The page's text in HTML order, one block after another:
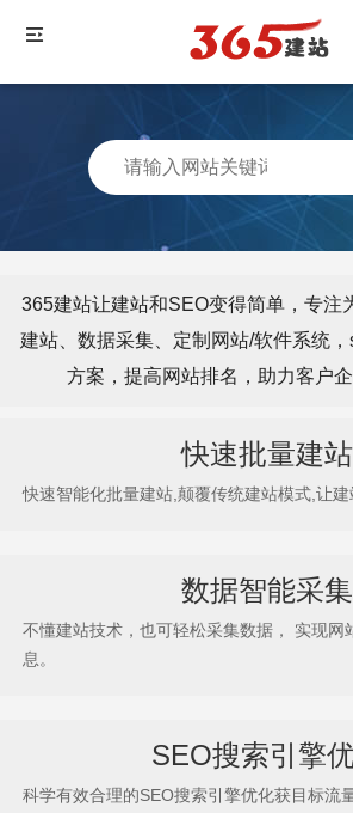
365建站让建站和SEO变得简单，专注
建站、数据采集、定制网站/软件系统
方案，提高网站排名，助力客户企
快速批量建站
快速智能化批量建站,颠覆传统建站模式,让建
数据智能采集
不懂建站技术，也可轻松采集数据， 实现网
息。
SEO搜索引擎
科学有效合理的SEO搜索引擎优化获目标流